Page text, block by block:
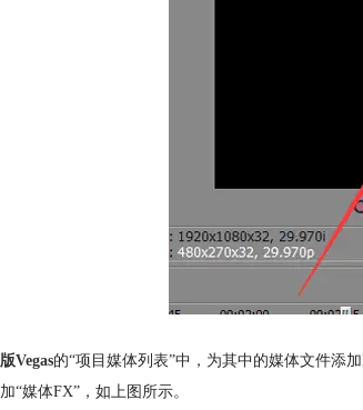
Vegas的“项目媒体列表”中，为其中的媒体文件添
“媒体FX”，如上图所示。